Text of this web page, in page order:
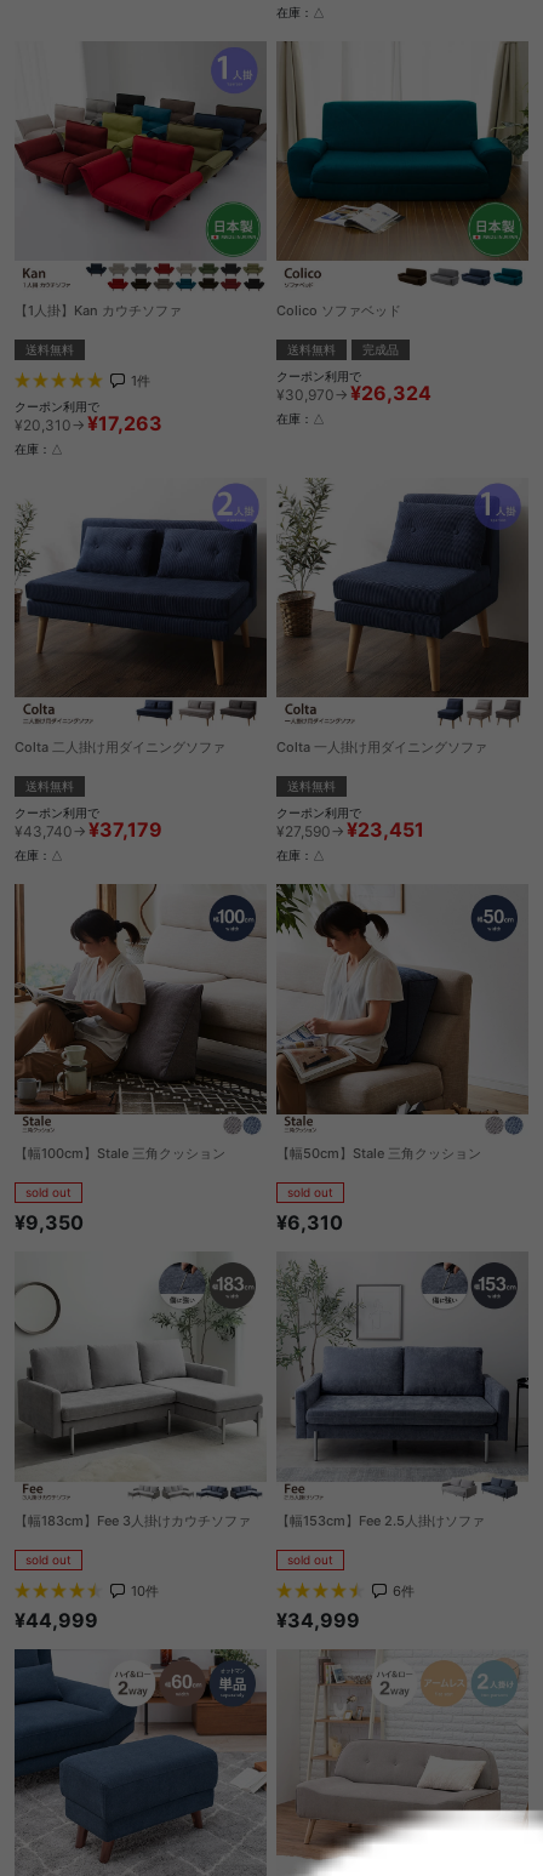
在庫：△
【1人掛】Kan カウチソファ
送料無料
1件
クーポン利用で
¥20,310→ ¥17,263
在庫：△
Colico ソファベッド
送料無料
完成品
クーポン利用で
¥30,970→ ¥26,324
在庫：△
Colta 二人掛け用ダイニングソファ
送料無料
クーポン利用で
¥43,740→ ¥37,179
在庫：△
Colta 一人掛け用ダイニングソファ
送料無料
クーポン利用で
¥27,590→ ¥23,451
在庫：△
【幅100cm】Stale 三角クッション
sold out
¥9,350
【幅50cm】Stale 三角クッション
sold out
¥6,310
【幅183cm】Fee 3人掛けカウチソファ
sold out
10件
¥44,999
【幅153cm】Fee 2.5人掛けソファ
sold out
6件
¥34,999